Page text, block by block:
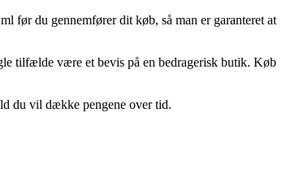
før du gennemfører dit køb, så man er garanteret at
tilfælde være et bevis på en bedragerisk butik. Køb
du vil dække pengene over tid.